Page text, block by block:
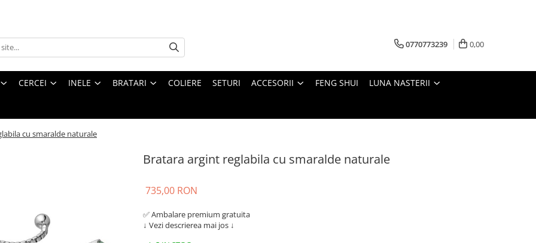
0770773239 0,00
CERCEI INELE BRATARI COLIERE SETURI ACCESORII FENG SHUI LUNA NASTERII
cu smaralde naturale
Bratara argint reglabila cu smaralde naturale
735,00 RON
✅ Ambalare premium gratuita
↓ Vezi descrierea mai jos ↓